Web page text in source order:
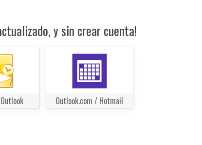
y sin crear cuenta!
Outlook.com / Hotmail